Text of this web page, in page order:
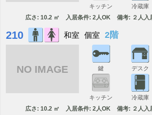
キッチン 冷蔵庫
広さ: 10.2 ㎡ 入居条件: 2人OK 備考: ２人入
210 和室 個室 2階
NO IMAGE 鍵 デスク
キッチン 冷蔵庫
広さ: 10.2 ㎡ 入居条件: 2人OK 備考: ２人入